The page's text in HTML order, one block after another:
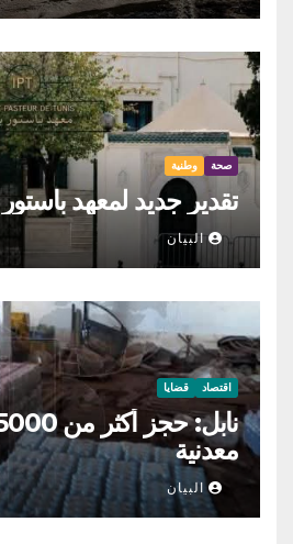
صحة وطنية
تقدير جديد لمعهد باستور
البيان
اقتصاد قضايا
معدنية
البيان